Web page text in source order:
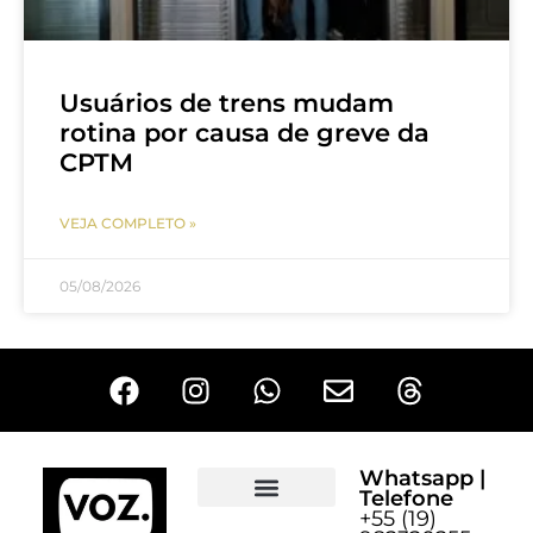
Usuários de trens mudam
rotina por causa de greve da
CPTM
VEJA COMPLETO »
05/08/2026
Whatsapp |
Telefone
+55 (19)